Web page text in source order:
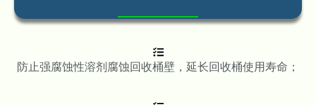
防止强腐蚀性溶剂腐蚀回收桶壁，延长回收桶使用寿命；